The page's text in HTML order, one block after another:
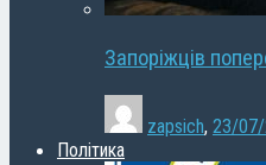
Запоріжців
zapsich, 23/
Політика